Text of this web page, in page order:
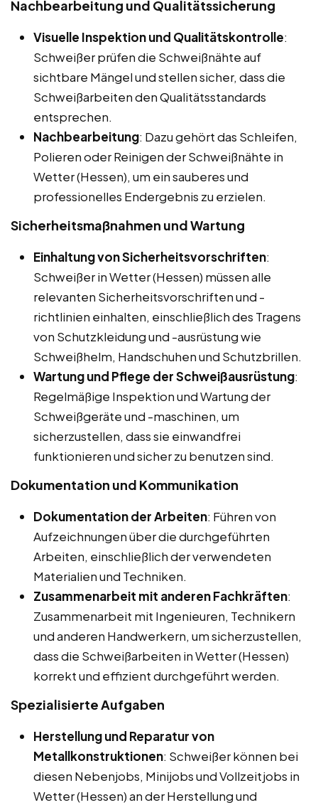
Nachbearbeitung und Qualitätssicherung
Visuelle Inspektion und Qualitätskontrolle:
Schweißer prüfen die Schweißnähte auf
sichtbare Mängel und stellen sicher, dass die
Schweißarbeiten den Qualitätsstandards
entsprechen.
Nachbearbeitung: Dazu gehört das Schleifen,
Polieren oder Reinigen der Schweißnähte in
Wetter (Hessen), um ein sauberes und
professionelles Endergebnis zu erzielen.
Sicherheitsmaßnahmen und Wartung
Einhaltung von Sicherheitsvorschriften:
Schweißer in Wetter (Hessen) müssen alle
relevanten Sicherheitsvorschriften und -
richtlinien einhalten, einschließlich des Tragens
von Schutzkleidung und -ausrüstung wie
Schweißhelm, Handschuhen und Schutzbrillen.
Wartung und Pflege der Schweißausrüstung:
Regelmäßige Inspektion und Wartung der
Schweißgeräte und -maschinen, um
sicherzustellen, dass sie einwandfrei
funktionieren und sicher zu benutzen sind.
Dokumentation und Kommunikation
Dokumentation der Arbeiten: Führen von
Aufzeichnungen über die durchgeführten
Arbeiten, einschließlich der verwendeten
Materialien und Techniken.
Zusammenarbeit mit anderen Fachkräften:
Zusammenarbeit mit Ingenieuren, Technikern
und anderen Handwerkern, um sicherzustellen,
dass die Schweißarbeiten in Wetter (Hessen)
korrekt und effizient durchgeführt werden.
Spezialisierte Aufgaben
Herstellung und Reparatur von
Metallkonstruktionen: Schweißer können bei
diesen Nebenjobs, Minijobs und Vollzeitjobs in
Wetter (Hessen) an der Herstellung und